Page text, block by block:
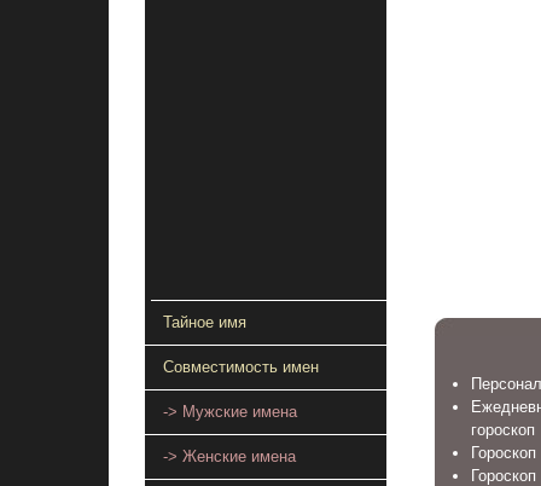
гороскоп
Тайное имя
Совместимость имен
-> Мужские имена
-> Женские имена